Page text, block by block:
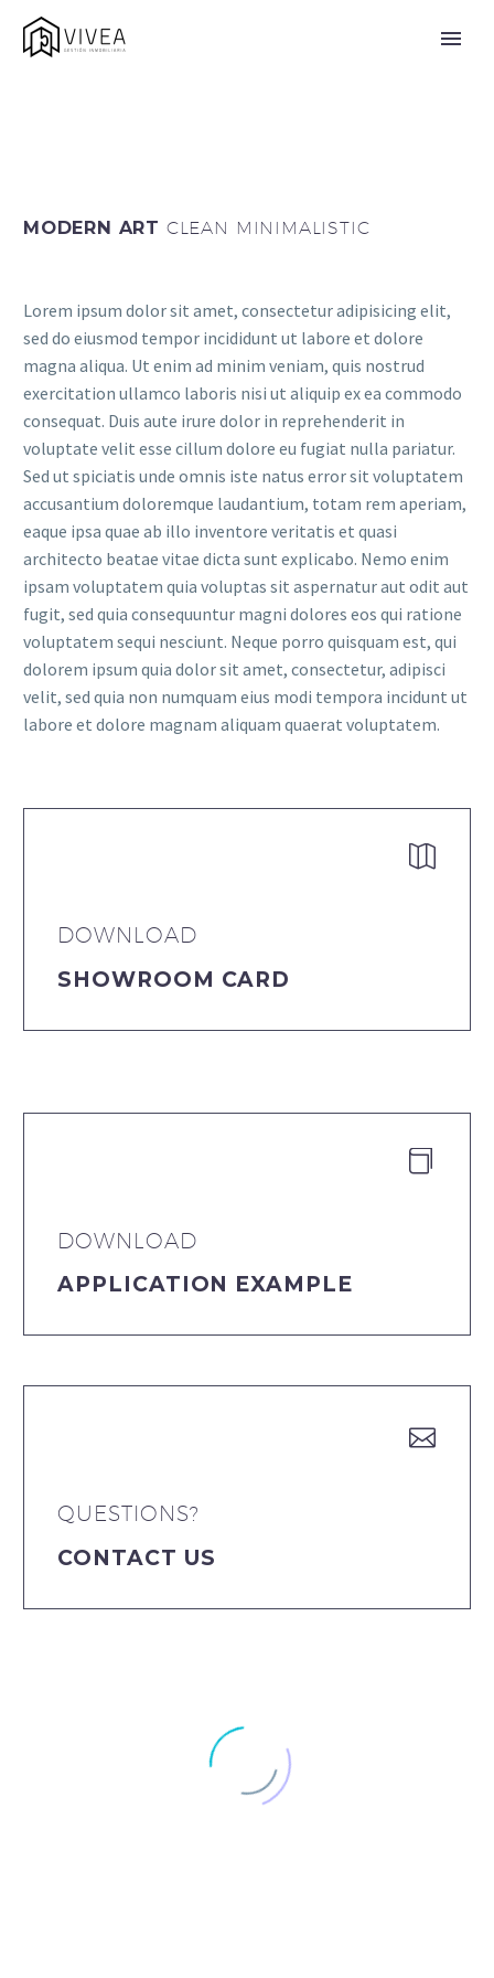
MODERN ART CLEAN MINIMALISTIC
Lorem ipsum dolor sit amet, consectetur adipisicing elit,
sed do eiusmod tempor incididunt ut labore et dolore
magna aliqua. Ut enim ad minim veniam, quis nostrud
exercitation ullamco laboris nisi ut aliquip ex ea commodo
consequat. Duis aute irure dolor in reprehenderit in
voluptate velit esse cillum dolore eu fugiat nulla pariatur.
Sed ut spiciatis unde omnis iste natus error sit voluptatem
accusantium doloremque laudantium, totam rem aperiam,
eaque ipsa quae ab illo inventore veritatis et quasi
architecto beatae vitae dicta sunt explicabo. Nemo enim
ipsam voluptatem quia voluptas sit aspernatur aut odit aut
fugit, sed quia consequuntur magni dolores eos qui ratione
voluptatem sequi nesciunt. Neque porro quisquam est, qui
dolorem ipsum quia dolor sit amet, consectetur, adipisci
velit, sed quia non numquam eius modi tempora incidunt ut
labore et dolore magnam aliquam quaerat voluptatem.


DOWNLOAD
SHOWROOM CARD


DOWNLOAD
APPLICATION EXAMPLE


QUESTIONS?
CONTACT US